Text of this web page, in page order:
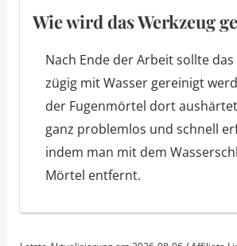
Wie wird das Werkzeug
Nach Ende der Arbeit sollte
zügig mit Wasser gereinigt
der Fugenmörtel dort
ganz problemlos und schnell
indem man mit dem
Mörtel entfernt.